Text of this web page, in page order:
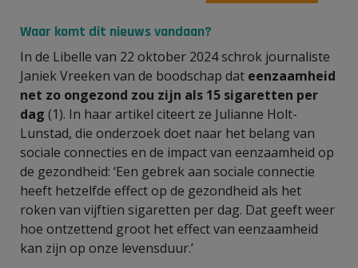
Waar komt dit nieuws vandaan?
In de Libelle van 22 oktober 2024 schrok journaliste
Janiek Vreeken van de boodschap dat eenzaamheid
net zo ongezond zou zijn als 15 sigaretten per
dag (1). In haar artikel citeert ze Julianne Holt-
Lunstad, die onderzoek doet naar het belang van
sociale connecties en de impact van eenzaamheid op
de gezondheid: ‘Een gebrek aan sociale connectie
heeft hetzelfde effect op de gezondheid als het
roken van vijftien sigaretten per dag. Dat geeft weer
hoe ontzettend groot het effect van eenzaamheid
kan zijn op onze levensduur.’